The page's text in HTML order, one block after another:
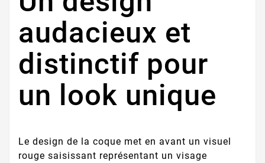
audacieux et
distinctif pour
un look unique
Le design de la coque met en avant un visuel
rouge saisissant représentant un visage